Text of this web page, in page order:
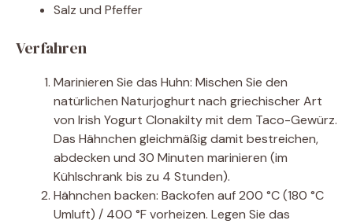
Salz und Pfeffer
Verfahren
Marinieren Sie das Huhn: Mischen Sie den
natürlichen Naturjoghurt nach griechischer Art
von Irish Yogurt Clonakilty mit dem Taco-Gewürz.
Das Hähnchen gleichmäßig damit bestreichen,
abdecken und 30 Minuten marinieren (im
Kühlschrank bis zu 4 Stunden).
Hähnchen backen: Backofen auf 200 °C (180 °C
Umluft) / 400 °F vorheizen. Legen Sie das